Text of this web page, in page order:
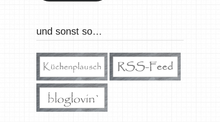
und sonst so…